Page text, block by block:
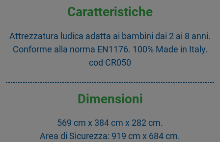
Caratteristiche
Attrezzatura ludica adatta ai bambini dai 2 ai 8 anni.
Conforme alla norma EN1176. 100% Made in Italy.
cod CR050
Dimensioni
569 cm x 384 cm x 282 cm.
Area di Sicurezza: 919 cm x 684 cm.